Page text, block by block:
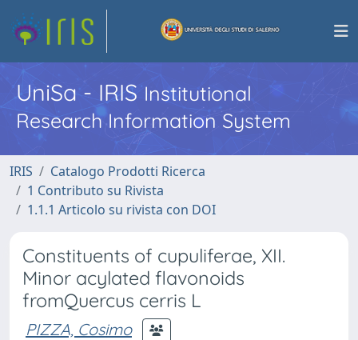
UniSa - IRISInstitutional
Research Information System
IRIS
Catalogo Prodotti Ricerca
1 Contributo su Rivista
1.1.1 Articolo su rivista con DOI
Constituents of cupuliferae, XII.
Minor acylated flavonoids
fromQuercus cerris L
PIZZA, Cosimo